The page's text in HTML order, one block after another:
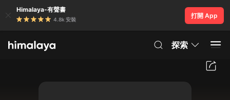
Himalaya-有聲書
4.8k 安裝
打開 App
探索